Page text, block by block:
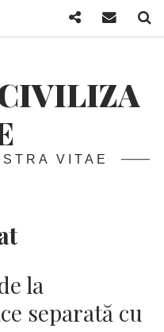
VITAE
la
separată cu
FacebookMail